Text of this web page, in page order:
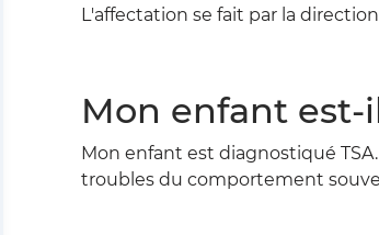
L'affectation se fait par la
Mon enfant est-
Mon enfant est diagnostiqué
troubles du comportement